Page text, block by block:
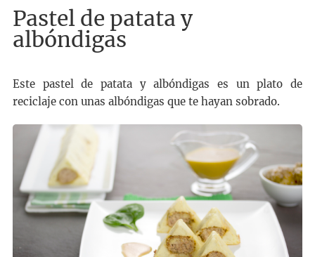
Pastel de patata y
albóndigas
Este pastel de patata y albóndigas es un plato de
reciclaje con unas albóndigas que te hayan sobrado.